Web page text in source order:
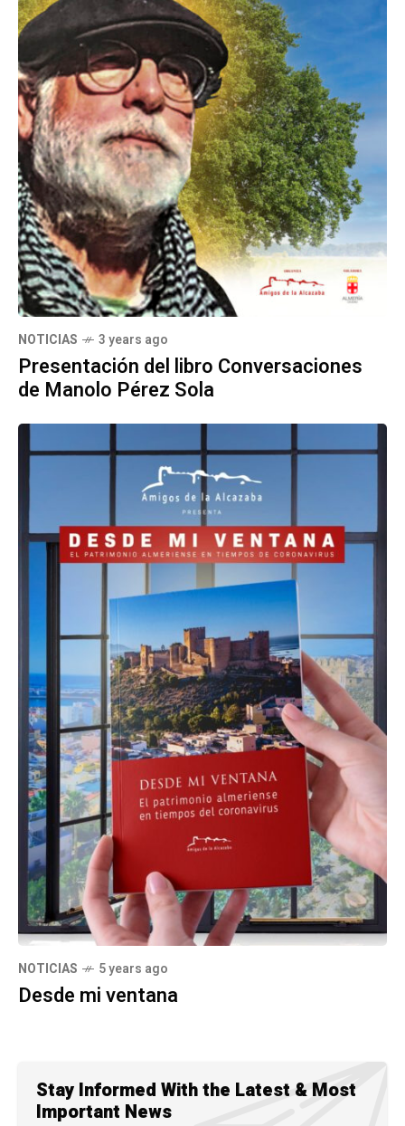
NOTICIAS 3 years ago
Presentación del libro Conversaciones
de Manolo Pérez Sola
NOTICIAS 5 years ago
Desde mi ventana
Stay Informed With the Latest & Most
Important News